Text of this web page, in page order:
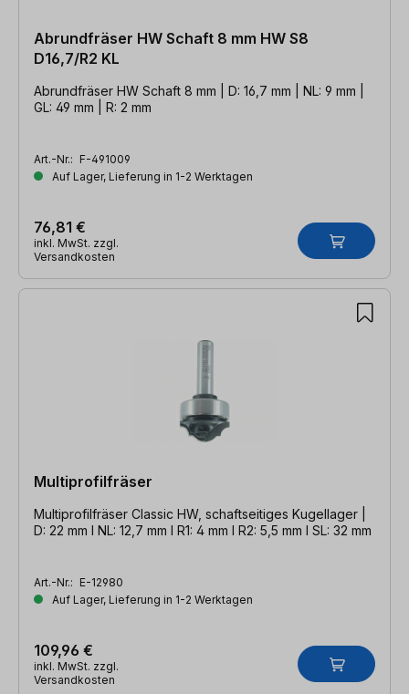
Abrundfräser HW Schaft 8 mm HW S8
D16,7/R2 KL
Abrundfräser HW Schaft 8 mm | D: 16,7 mm | NL: 9 mm |
GL: 49 mm | R: 2 mm
Art.-Nr.: F-491009
Auf Lager, Lieferung in 1-2 Werktagen
76,81 €
inkl. MwSt. zzgl.
Versandkosten
Multiprofilfräser
Multiprofilfräser Classic HW, schaftseitiges Kugellager |
D: 22 mm l NL: 12,7 mm l R1: 4 mm l R2: 5,5 mm l SL: 32 mm
Art.-Nr.: E-12980
Auf Lager, Lieferung in 1-2 Werktagen
109,96 €
inkl. MwSt. zzgl.
Versandkosten